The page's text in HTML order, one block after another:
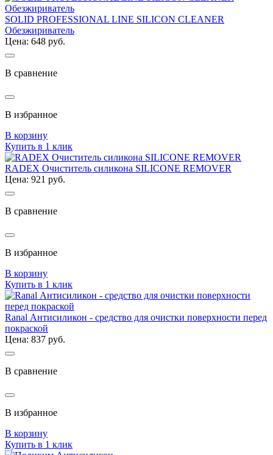
SOLID PROFESSIONAL LINE SILICON CLEANER
Обезжириватель
Цена: 648 руб.
В сравнение
В избранное
В корзину
Купить в 1 клик
RADEX Очиститель силикона SILICONE REMOVER
Цена: 921 руб.
В сравнение
В избранное
В корзину
Купить в 1 клик
Ranal Антисиликон - средство для очистки поверхности перед
покраской
Цена: 837 руб.
В сравнение
В избранное
В корзину
Купить в 1 клик